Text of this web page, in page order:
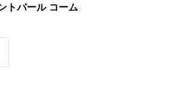
トパール コーム